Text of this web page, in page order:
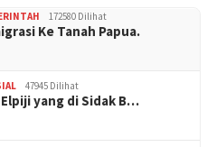
172580 Dilihat
Ke Tanah Papua.
47945 Dilihat
yang di Sidak B…